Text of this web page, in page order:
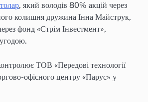
, який володів 80% акцій через
колишня дружина Інна Майструк,
фонд «Стрім Інвестмент»,
ТОВ «Передові технології
офісного центру «Парус» у